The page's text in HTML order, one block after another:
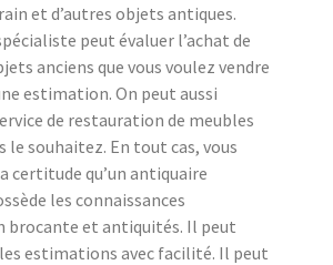
et d’autres objets antiques.
peut évaluer l’achat de
anciens que vous voulez vendre
estimation. On peut aussi
de restauration de meubles
le souhaitez. En tout cas, vous
certitude qu’un antiquaire
les connaissances
brocante et antiquités. Il peut
estimations avec facilité. Il peut